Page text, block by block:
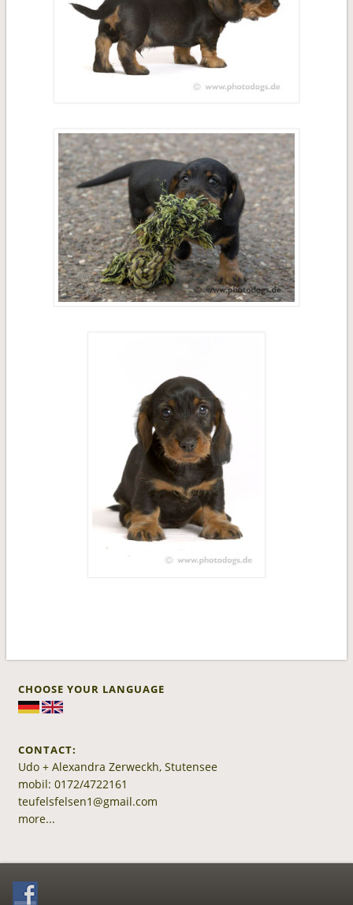
CHOOSE YOUR LANGUAGE
CONTACT:
Udo + Alexandra Zerweckh, Stutensee
mobil: 0172/4722161
teufelsfelsen1@gmail.com
more...